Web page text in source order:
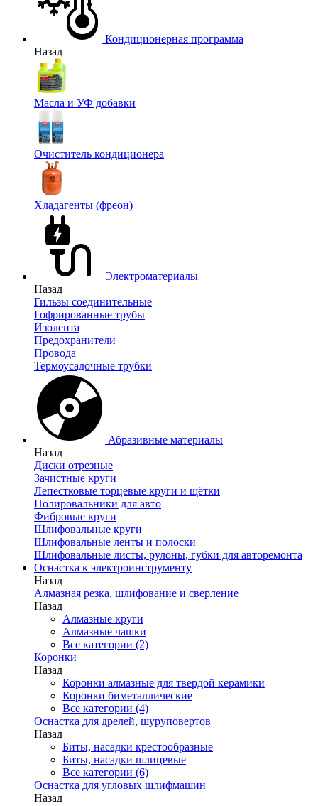
Кондиционерная программа
Назад
Масла и УФ добавки
Очиститель кондиционера
Хладагенты (фреон)
Электроматериалы
Назад
Гильзы соединительные
Гофрированные трубы
Изолента
Предохранители
Провода
Термоусадочные трубки
Абразивные материалы
Назад
Диски отрезные
Зачистные круги
Лепестковые торцевые круги и щётки
Полировальники для авто
Фибровые круги
Шлифовальные круги
Шлифовальные ленты и полоски
Шлифовальные листы, рулоны, губки для авторемонта
Оснастка к электроинструменту
Назад
Алмазная резка, шлифование и сверление
Назад
Алмазные круги
Алмазные чашки
Все категории (2)
Коронки
Назад
Коронки алмазные для твердой керамики
Коронки биметаллические
Все категории (4)
Оснастка для дрелей, шуруповертов
Назад
Биты, насадки крестообразные
Биты, насадки шлицевые
Все категории (6)
Оснастка для угловых шлифмашин
Назад